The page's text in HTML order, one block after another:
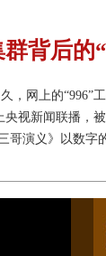
背后的
网上的“996”
视新闻联播，
哥演义》以数